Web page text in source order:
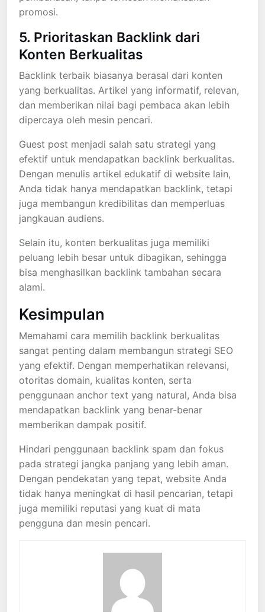
promosi.
5. Prioritaskan Backlink dari
Konten Berkualitas
Backlink terbaik biasanya berasal dari konten
yang berkualitas. Artikel yang informatif, relevan,
dan memberikan nilai bagi pembaca akan lebih
dipercaya oleh mesin pencari.
Guest post menjadi salah satu strategi yang
efektif untuk mendapatkan backlink berkualitas.
Dengan menulis artikel edukatif di website lain,
Anda tidak hanya mendapatkan backlink, tetapi
juga membangun kredibilitas dan memperluas
jangkauan audiens.
Selain itu, konten berkualitas juga memiliki
peluang lebih besar untuk dibagikan, sehingga
bisa menghasilkan backlink tambahan secara
alami.
Kesimpulan
Memahami cara memilih backlink berkualitas
sangat penting dalam membangun strategi SEO
yang efektif. Dengan memperhatikan relevansi,
otoritas domain, kualitas konten, serta
penggunaan anchor text yang natural, Anda bisa
mendapatkan backlink yang benar-benar
memberikan dampak positif.
Hindari penggunaan backlink spam dan fokus
pada strategi jangka panjang yang lebih aman.
Dengan pendekatan yang tepat, website Anda
tidak hanya meningkat di hasil pencarian, tetapi
juga memiliki reputasi yang kuat di mata
pengguna dan mesin pencari.